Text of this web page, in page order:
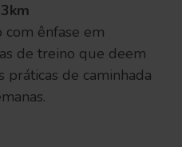
ênfase em
de treino que deem
práticas de caminhada